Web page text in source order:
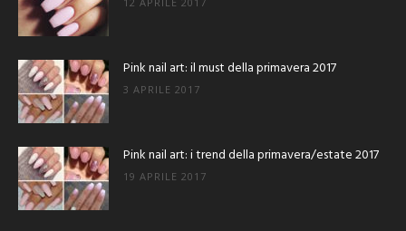
Pink nail art: il must della primavera 2017
3 APRILE 2017
Pink nail art: i trend della primavera/estate 2017
19 APRILE 2017